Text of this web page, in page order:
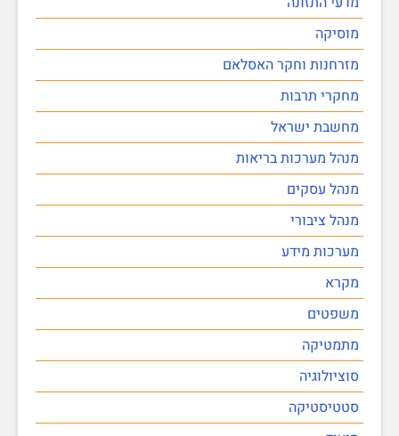
מוסיקה
מזרחנות וחקר האסלאם
מחקרי תרבות
מחשבת ישראל
מנהל מערכות בריאות
מנהל עסקים
מנהל ציבורי
מערכות מידע
מקרא
משפטים
מתמטיקה
סוציולוגיה
סטטיסטיקה